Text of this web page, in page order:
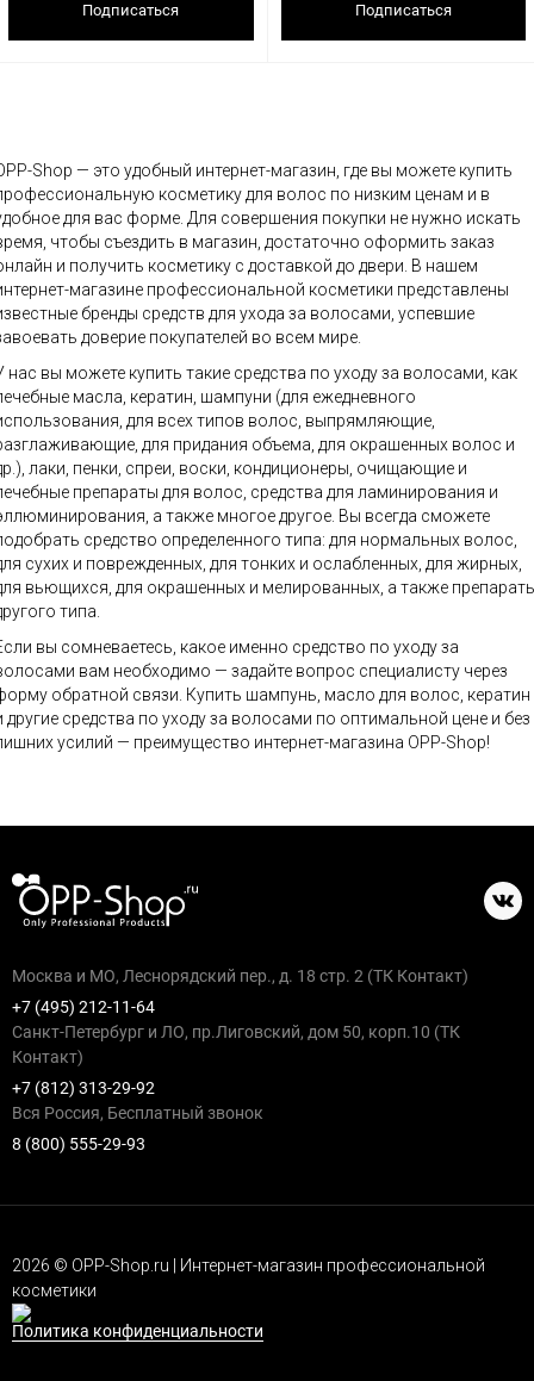
Подписаться Подписаться
Shop — это удобный интернет-магазин, где вы можете купить
косметику для волос по низким ценам и в
для вас форме. Для совершения покупки не нужно искать
чтобы съездить в магазин, достаточно оформить заказ
и получить косметику с доставкой до двери. В нашем
магазине профессиональной косметики представлены
бренды средств для ухода за волосами, успевшие
доверие покупателей во всем мире.
нас вы можете купить такие средства по уходу за волосами, как
масла, кератин, шампуни (для ежедневного
для всех типов волос, выпрямляющие,
для придания объема, для окрашенных волос и
лаки, пенки, спреи, воски, кондиционеры, очищающие и
препараты для волос, средства для ламинирования и
а также многое другое. Вы всегда сможете
средство определенного типа: для нормальных волос,
сухих и поврежденных, для тонких и ослабленных, для жирных,
вьющихся, для окрашенных и мелированных, а также
типа.
вы сомневаетесь, какое именно средство по уходу за
вам необходимо — задайте вопрос специалисту через
обратной связи. Купить шампунь, масло для волос, кератин
другие средства по уходу за волосами по оптимальной цене и без
усилий — преимущество интернет-магазина OPP-Shop!
Москва и МО, Леснорядский пер., д. 18 стр. 2 (ТК Контакт)
+7 (495) 212-11-64
Санкт-Петербург и ЛО, пр.Лиговский, дом 50, корп.10 (ТК
Контакт)
+7 (812) 313-29-92
Вся Россия, Бесплатный звонок
8 (800) 555-29-93
2026 © OPP-Shop.ru | Интернет-магазин профессиональной
косметики
Политика конфиденциальности